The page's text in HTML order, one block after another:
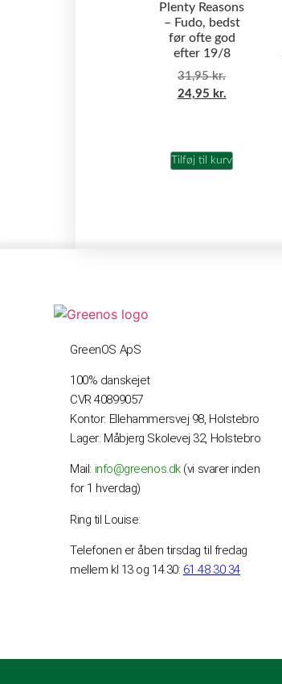
Plenty Reasons
– Fudo, bedst
før ofte god
efter 19/8
31,95kr.
24,95 kr.
Tilføj til kurv
GreenOS ApS
100% danskejet
CVR 40899057
Kontor: Ellehammersvej 98, Holstebro
Lager: Måbjerg Skolevej 32, Holstebro
Mail: info@greenos.dk (vi svarer inden
for 1 hverdag)
Ring til Louise:
Telefonen er åben tirsdag til fredag
mellem kl 13 og 14.30: 61 48 30 34